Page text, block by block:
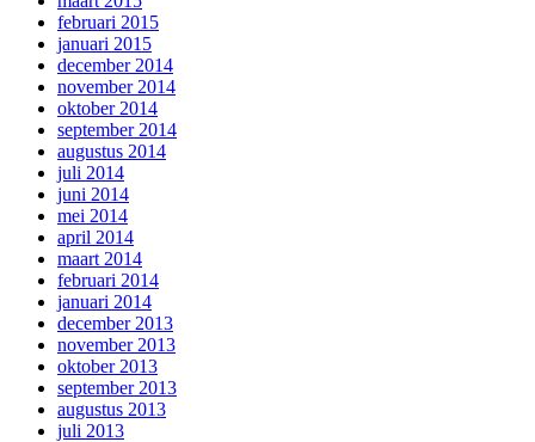
februari 2015
januari 2015
december 2014
november 2014
oktober 2014
september 2014
augustus 2014
juli 2014
juni 2014
mei 2014
april 2014
maart 2014
februari 2014
januari 2014
december 2013
november 2013
oktober 2013
september 2013
augustus 2013
juli 2013